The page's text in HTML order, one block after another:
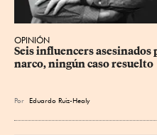
OPINIÓN
Seis influencers
narco, ningún caso resuelto
Por Eduardo Ruiz-Healy